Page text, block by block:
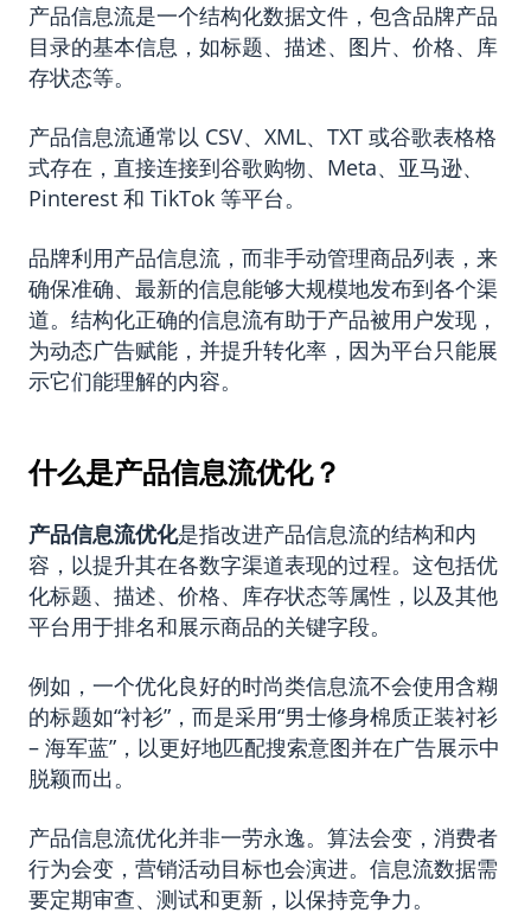
产品信息流是一个结构化数据文件，包含品牌产品
目录的基本信息，如标题、描述、图片、价格、库
存状态等。
产品信息流通常以 CSV、XML、TXT 或谷歌表格格
式存在，直接连接到谷歌购物、Meta、亚马逊、
Pinterest 和 TikTok 等平台。
品牌利用产品信息流，而非手动管理商品列表，来
确保准确、最新的信息能够大规模地发布到各个渠
道。结构化正确的信息流有助于产品被用户发现，
为动态广告赋能，并提升转化率，因为平台只能展
示它们能理解的内容。
什么是产品信息流优化？
产品信息流优化是指改进产品信息流的结构和内
容，以提升其在各数字渠道表现的过程。这包括优
化标题、描述、价格、库存状态等属性，以及其他
平台用于排名和展示商品的关键字段。
例如，一个优化良好的时尚类信息流不会使用含糊
的标题如“衬衫”，而是采用“男士修身棉质正装衬衫
– 海军蓝”，以更好地匹配搜索意图并在广告展示中
脱颖而出。
产品信息流优化并非一劳永逸。算法会变，消费者
行为会变，营销活动目标也会演进。信息流数据需
要定期审查、测试和更新，以保持竞争力。